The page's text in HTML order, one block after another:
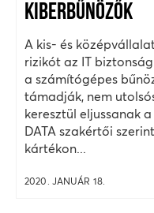
KIBERBŰNÖZŐK
A kis- és
rizikót az IT
a számítógépes
támadják, nem
keresztül eljussanak
DATA szakértői
kártékon...
2020. JANUÁR 18.